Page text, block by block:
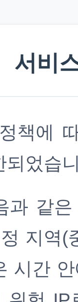
서비
책에
되었습
과 같
지역(
시간